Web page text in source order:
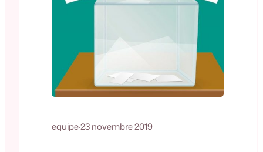
equipe·23 novembre 2019